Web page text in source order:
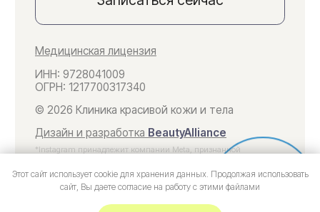
Этот сайт использует cookie для хранения данных. Продолжая использовать
сайт, Вы даете согласие на работу с этими файламиОнлайн-